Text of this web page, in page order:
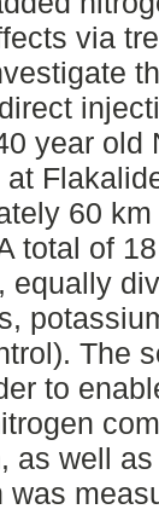
via
year old
60
total of
equally
The
to
as well
was